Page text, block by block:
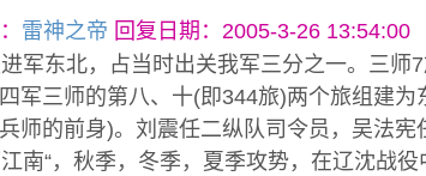
雷神之帝 回复日期：2005-3-26 13:54:00
东北，占当时出关我军三分之一。三师
军三师的第八、十(即344旅)两个旅组建
师的前身)。刘震任二纵队司令员，吴法
南“，秋季，冬季，夏季攻势，在辽沈战